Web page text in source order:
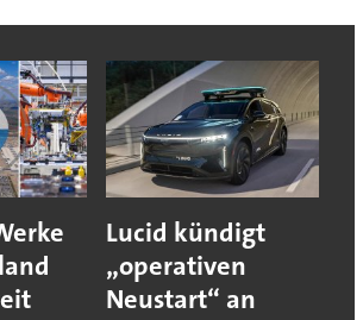
Lucid kündigt
„operativen
Neustart“ an